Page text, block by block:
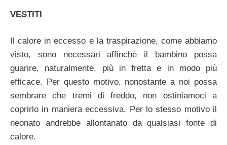
VESTITI
Il calore in eccesso e la traspirazione, come abbiamo
visto, sono necessari affinché il bambino possa
guarire, naturalmente, più in fretta e in modo più
efficace. Per questo motivo, nonostante a noi possa
sembrare che tremi di freddo, non ostiniamoci a
coprirlo in maniera eccessiva. Per lo stesso motivo il
neonato andrebbe allontanato da qualsiasi fonte di
calore.